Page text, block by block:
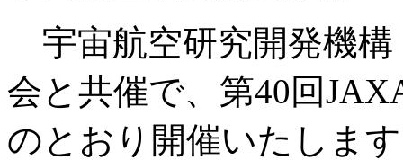
宇宙航空研究開発機構
会と共催で、第40回
のとおり開催いたしま